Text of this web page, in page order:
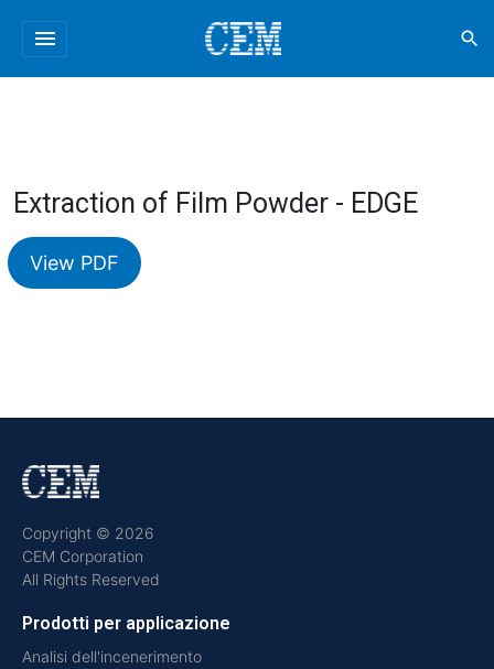
menu search
Extraction of Film Powder - EDGE
View PDF
Copyright © 2026
CEM Corporation
All Rights Reserved
Prodotti per applicazione
Analisi dell'incenerimento